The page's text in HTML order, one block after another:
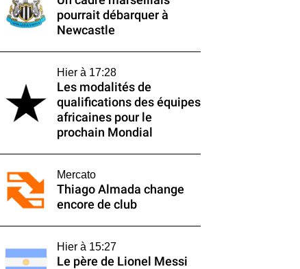
pourrait débarquer à
Newcastle
Hier à 17:28
Les modalités de
qualifications des équipes
africaines pour le
prochain Mondial
Mercato
Thiago Almada change
encore de club
Hier à 15:27
Le père de Lionel Messi